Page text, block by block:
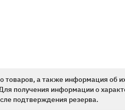
а также информация об
получения информации о
подтверждения резерва.